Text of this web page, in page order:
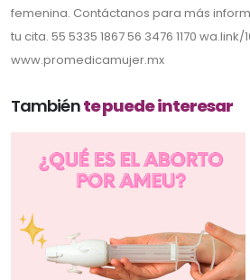
femenina. Contáctanos para más
tu cita. 55 5335 1867 56 3476 1170
www.promedicamujer.mx
Tambiénte puede interesar